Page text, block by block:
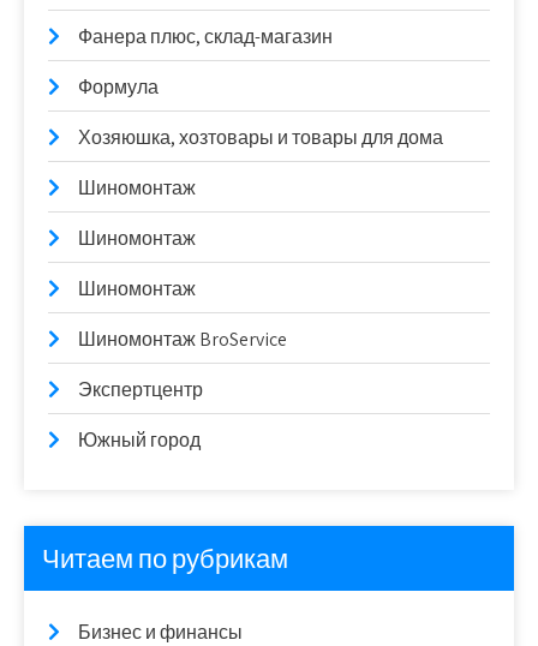
Фанера плюс, склад-магазин
Формула
Хозяюшка, хозтовары и товары для дома
Шиномонтаж
Шиномонтаж
Шиномонтаж
Шиномонтаж BroService
Экспертцентр
Южный город
Читаем по рубрикам
Бизнес и финансы